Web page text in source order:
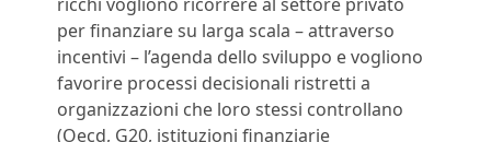
per finanziare su larga scala – attraverso
incentivi – l’agenda dello sviluppo e vogliono
favorire processi decisionali ristretti a
organizzazioni che loro stessi controllano
(Oecd, G20, istituzioni finanziarie